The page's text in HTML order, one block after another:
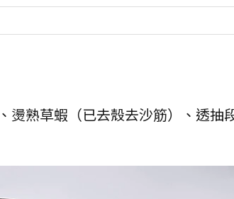
熟草蝦（已去殼去沙筋）、透抽